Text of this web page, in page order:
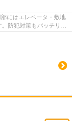
にはエレベータ・敷地
防犯対策もバッチリな